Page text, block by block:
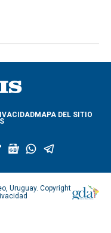
MAPA DEL SITIO
t
k
o
g
o
l
w
a
s
l
e
g
Uruguay. Copyright